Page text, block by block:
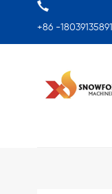
+86 -18039135891